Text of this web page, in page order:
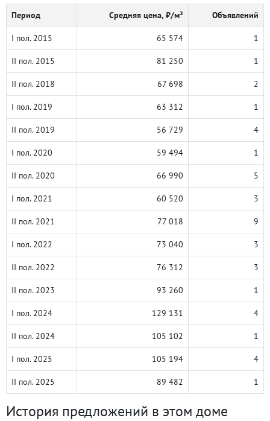
Период Средняя цена, ₽/м² Объявлений
I пол. 2015 65 574 1
II пол. 2015 81 250 1
II пол. 2018 67 698 2
I пол. 2019 63 312 1
II пол. 2019 56 729 4
I пол. 2020 59 494 1
II пол. 2020 66 990 5
I пол. 2021 60 520 3
II пол. 2021 77 018 9
I пол. 2022 73 040 3
II пол. 2022 76 312 3
II пол. 2023 93 260 1
I пол. 2024 129 131 4
II пол. 2024 105 102 1
I пол. 2025 105 194 4
II пол. 2025 89 482 1
История предложений в этом доме